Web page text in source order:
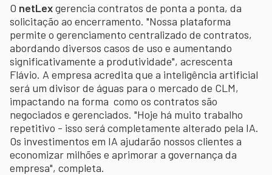
O netLexgerencia contratos de ponta a ponta, da
solicitação ao encerramento. "Nossa plataforma
permite o gerenciamento centralizado de contratos,
abordando diversos casos de uso e aumentando
significativamente a produtividade", acrescenta
Flávio. A empresa acredita que a inteligência artificial
será um divisor de águas para o mercado de CLM,
impactando na forma como os contratos são
negociados e gerenciados. "Hoje há muito trabalho
repetitivo - isso será completamente alterado pela IA.
Os investimentos em IA ajudarão nossos clientes a
economizar milhões e aprimorar a governança da
empresa", completa.